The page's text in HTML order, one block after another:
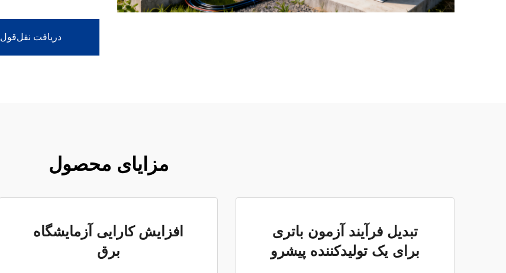
دریافت نقل‌قول
مزایای محصول
تبدیل فرآیند آزمون باتری
برای یک تولیدکننده پیشرو
افزایش کارایی آزمایشگاه
برق